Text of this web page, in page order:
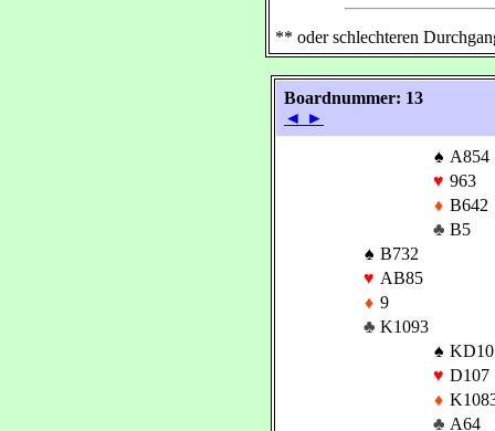
** oder schlechteren
Boardnummer: 13
◄ ►
♠ A854
♥ 963
♦ B642
♣ B5
♠ B732
♥ AB85
♦ 9
♣ K1093
♠ KD10
♥ D107
♦
♣ A64